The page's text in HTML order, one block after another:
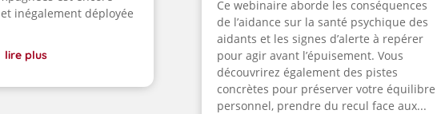
inégalement déployée
lire plus
Ce webinaire aborde les conséquences
de l’aidance sur la santé psychique des
aidants et les signes d’alerte à repérer
pour agir avant l’épuisement. Vous
découvrirez également des pistes
concrètes pour préserver votre équilibre
personnel, prendre du recul face aux...